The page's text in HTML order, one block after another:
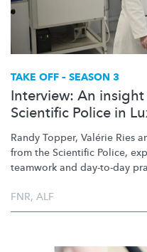
TAKE OFF – SEASON 3
Interview: An
Scientific Police in
Randy Topper, Valérie Ries
from the Scientific Police,
teamwork and day-to-day
FNR, ALF